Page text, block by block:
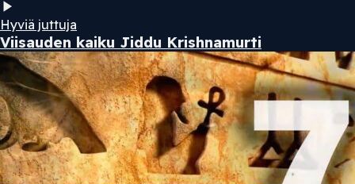
Hyviä juttuja
Viisauden kaiku Jiddu Krishnamurti